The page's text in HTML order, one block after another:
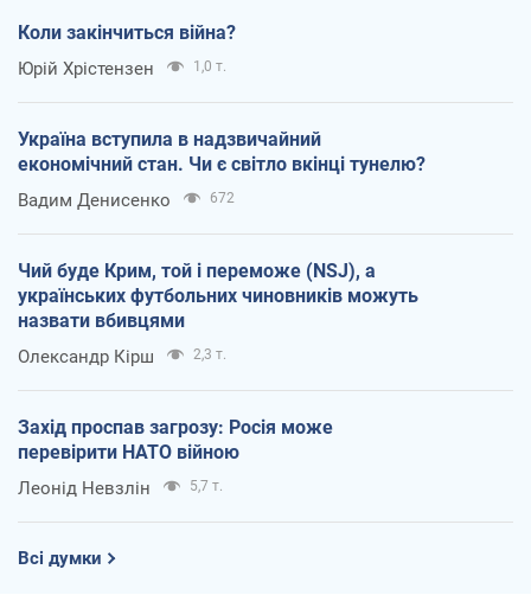
Коли закінчиться війна?
Юрій Хрістензен 1,0 т.
Україна вступила в надзвичайний
економічний стан. Чи є світло вкінці тунелю?
Вадим Денисенко 672
Чий буде Крим, той і переможе (NSJ), а
українських футбольних чиновників можуть
назвати вбивцями
Олександр Кірш 2,3 т.
Захід проспав загрозу: Росія може
перевірити НАТО війною
Леонід Невзлін 5,7 т.
Всі думки